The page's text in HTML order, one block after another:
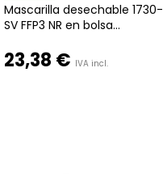
Mascarilla desechable 1730-
SV FFP3 NR en bolsa...
23,38 € IVA incl.